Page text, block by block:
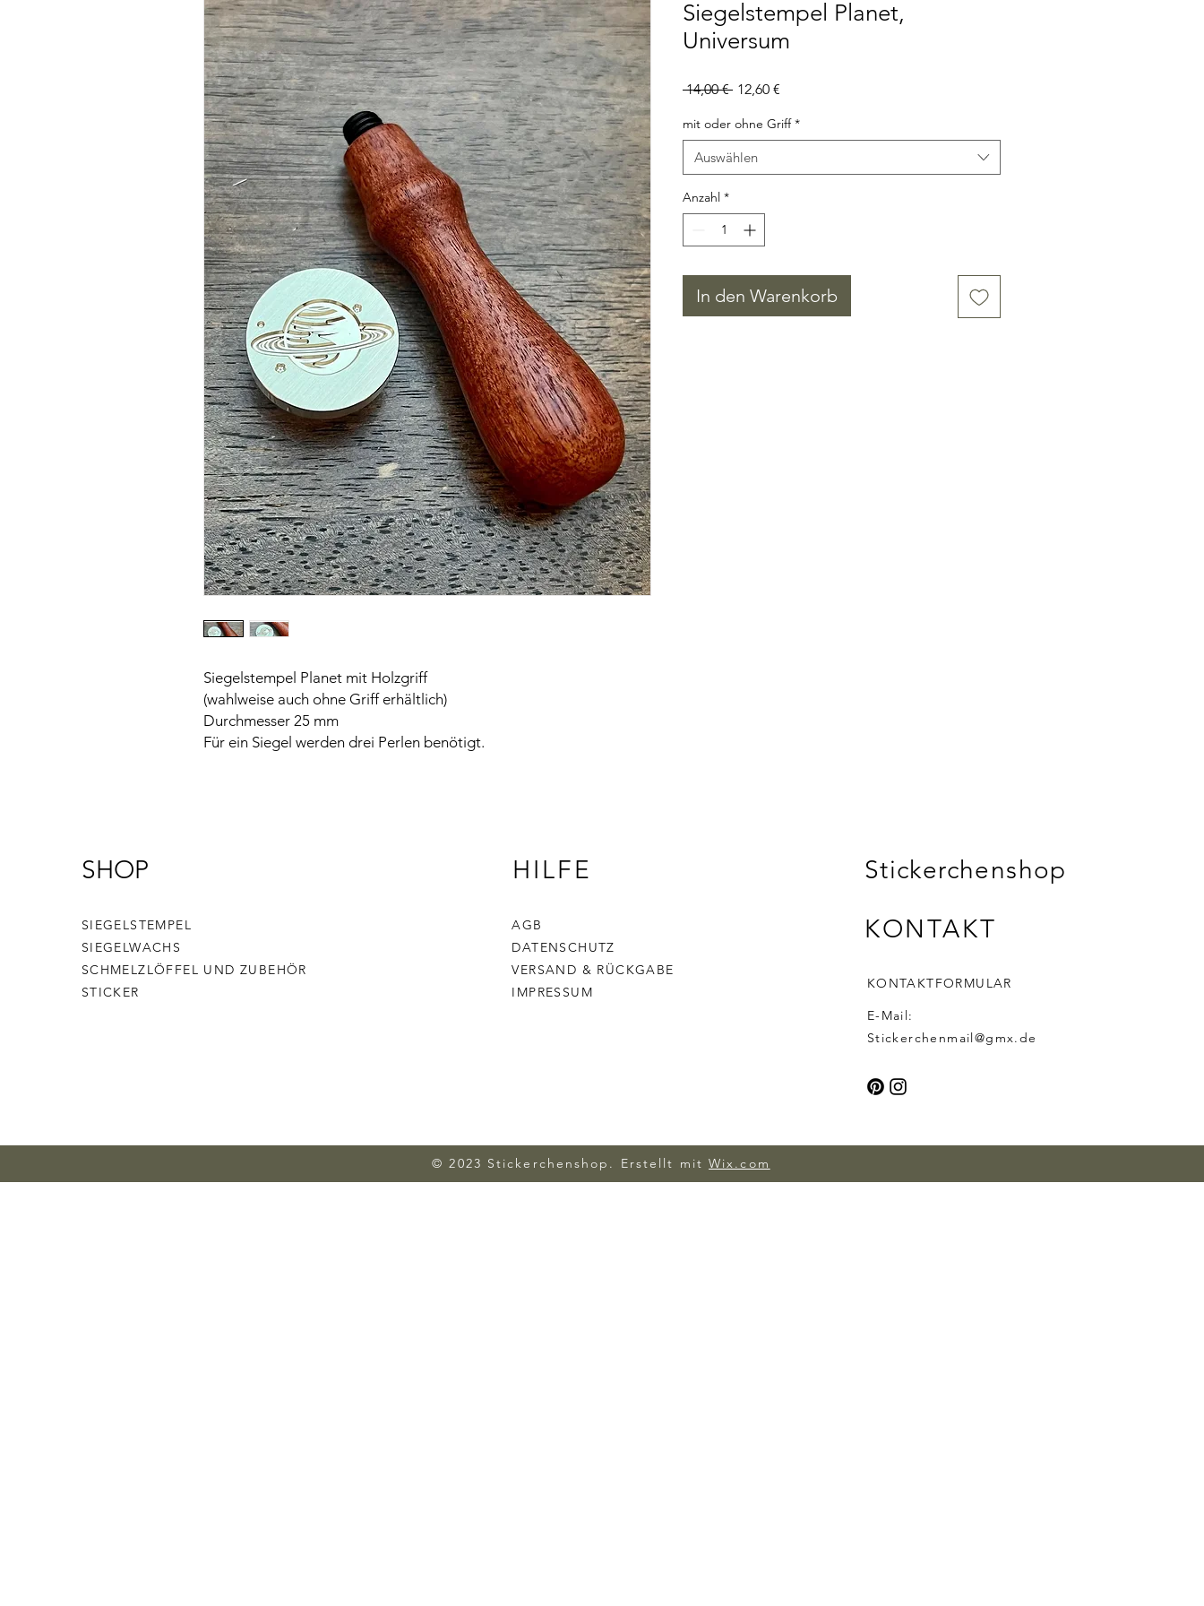
Siegelstempel Planet mit Holzgriff
(wahlweise auch ohne Griff erhältlich)
Durchmesser 25 mm
Für ein Siegel werden drei Perlen benötigt.
Siegelstempel Planet,
Universum
14,00 € Standardpreis
12,60 €
mit oder ohne Griff *
Auswählen
Anzahl *
In den Warenkorb
SHOP
SIEGELSTEMPEL
SIEGELWACHS
SCHMELZLÖFFEL UND ZUBEHÖR
STICKER
HILFE
AGB
DATENSCHUTZ
VERSAND & RÜCKGABE
IMPRESSUM
Stickerchenshop
KONTAKT
KONTAKTFORMULAR
E-Mail:
Stickerchenmail@gmx.de
© 2023 Stickerchenshop. Erstellt mit Wix.com